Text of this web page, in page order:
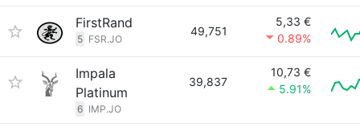
FirstRand
5 FSR.JO
49,751
5,33 €
0.89%
Impala
Platinum
6 IMP.JO
39,837
10,73 €
5.91%